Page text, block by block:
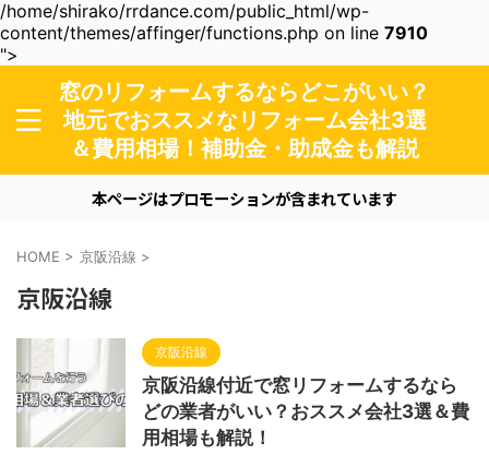
/home/shirako/rrdance.com/public_html/wp-
content/themes/affinger/functions.php on line 7910
">
窓のリフォームするならどこがいい？
地元でおススメなリフォーム会社3選
＆費用相場！補助金・助成金も解説
本ページはプロモーションが含まれています
HOME > 京阪沿線 >
京阪沿線
京阪沿線
京阪沿線付近で窓リフォームするなら
どの業者がいい？おススメ会社3選＆費
用相場も解説！